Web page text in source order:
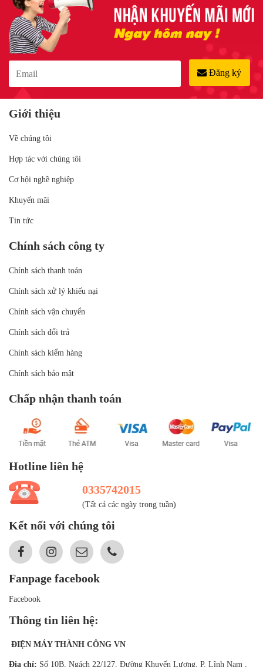
Đăng ký
Giới thiệu
Về chúng tôi
Hợp tác với chúng tôi
Cơ hội nghề nghiệp
Khuyến mãi
Tin tức
Chính sách công ty
Chính sách thanh toán
Chính sách xử lý khiếu nại
Chính sách vận chuyển
Chính sách đổi trả
Chính sách kiểm hàng
Chính sách bảo mật
Chấp nhận thanh toán
Hotline liên hệ
0335742015
(Tất cả các ngày trong tuần)
Kết nối với chúng tôi
Fanpage facebook
Facebook
Thông tin liên hệ:
ĐIỆN MÁY THÀNH CÔNG VN
Địa chỉ: Số 10B, Ngách 22/127, Đường Khuyến Lương, P. Lĩnh Nam ,